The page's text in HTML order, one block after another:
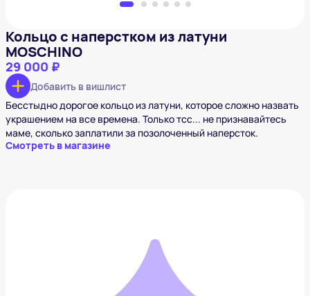
Кольцо с наперстком из латуни
MOSCHINO
29 000 ₽
Добавить в вишлист
Бесстыдно дорогое кольцо из латуни, которое сложно назвать
украшением на все времена. Только тсс... не признавайтесь
маме, сколько заплатили за позолоченный наперсток.
Смотреть в магазине